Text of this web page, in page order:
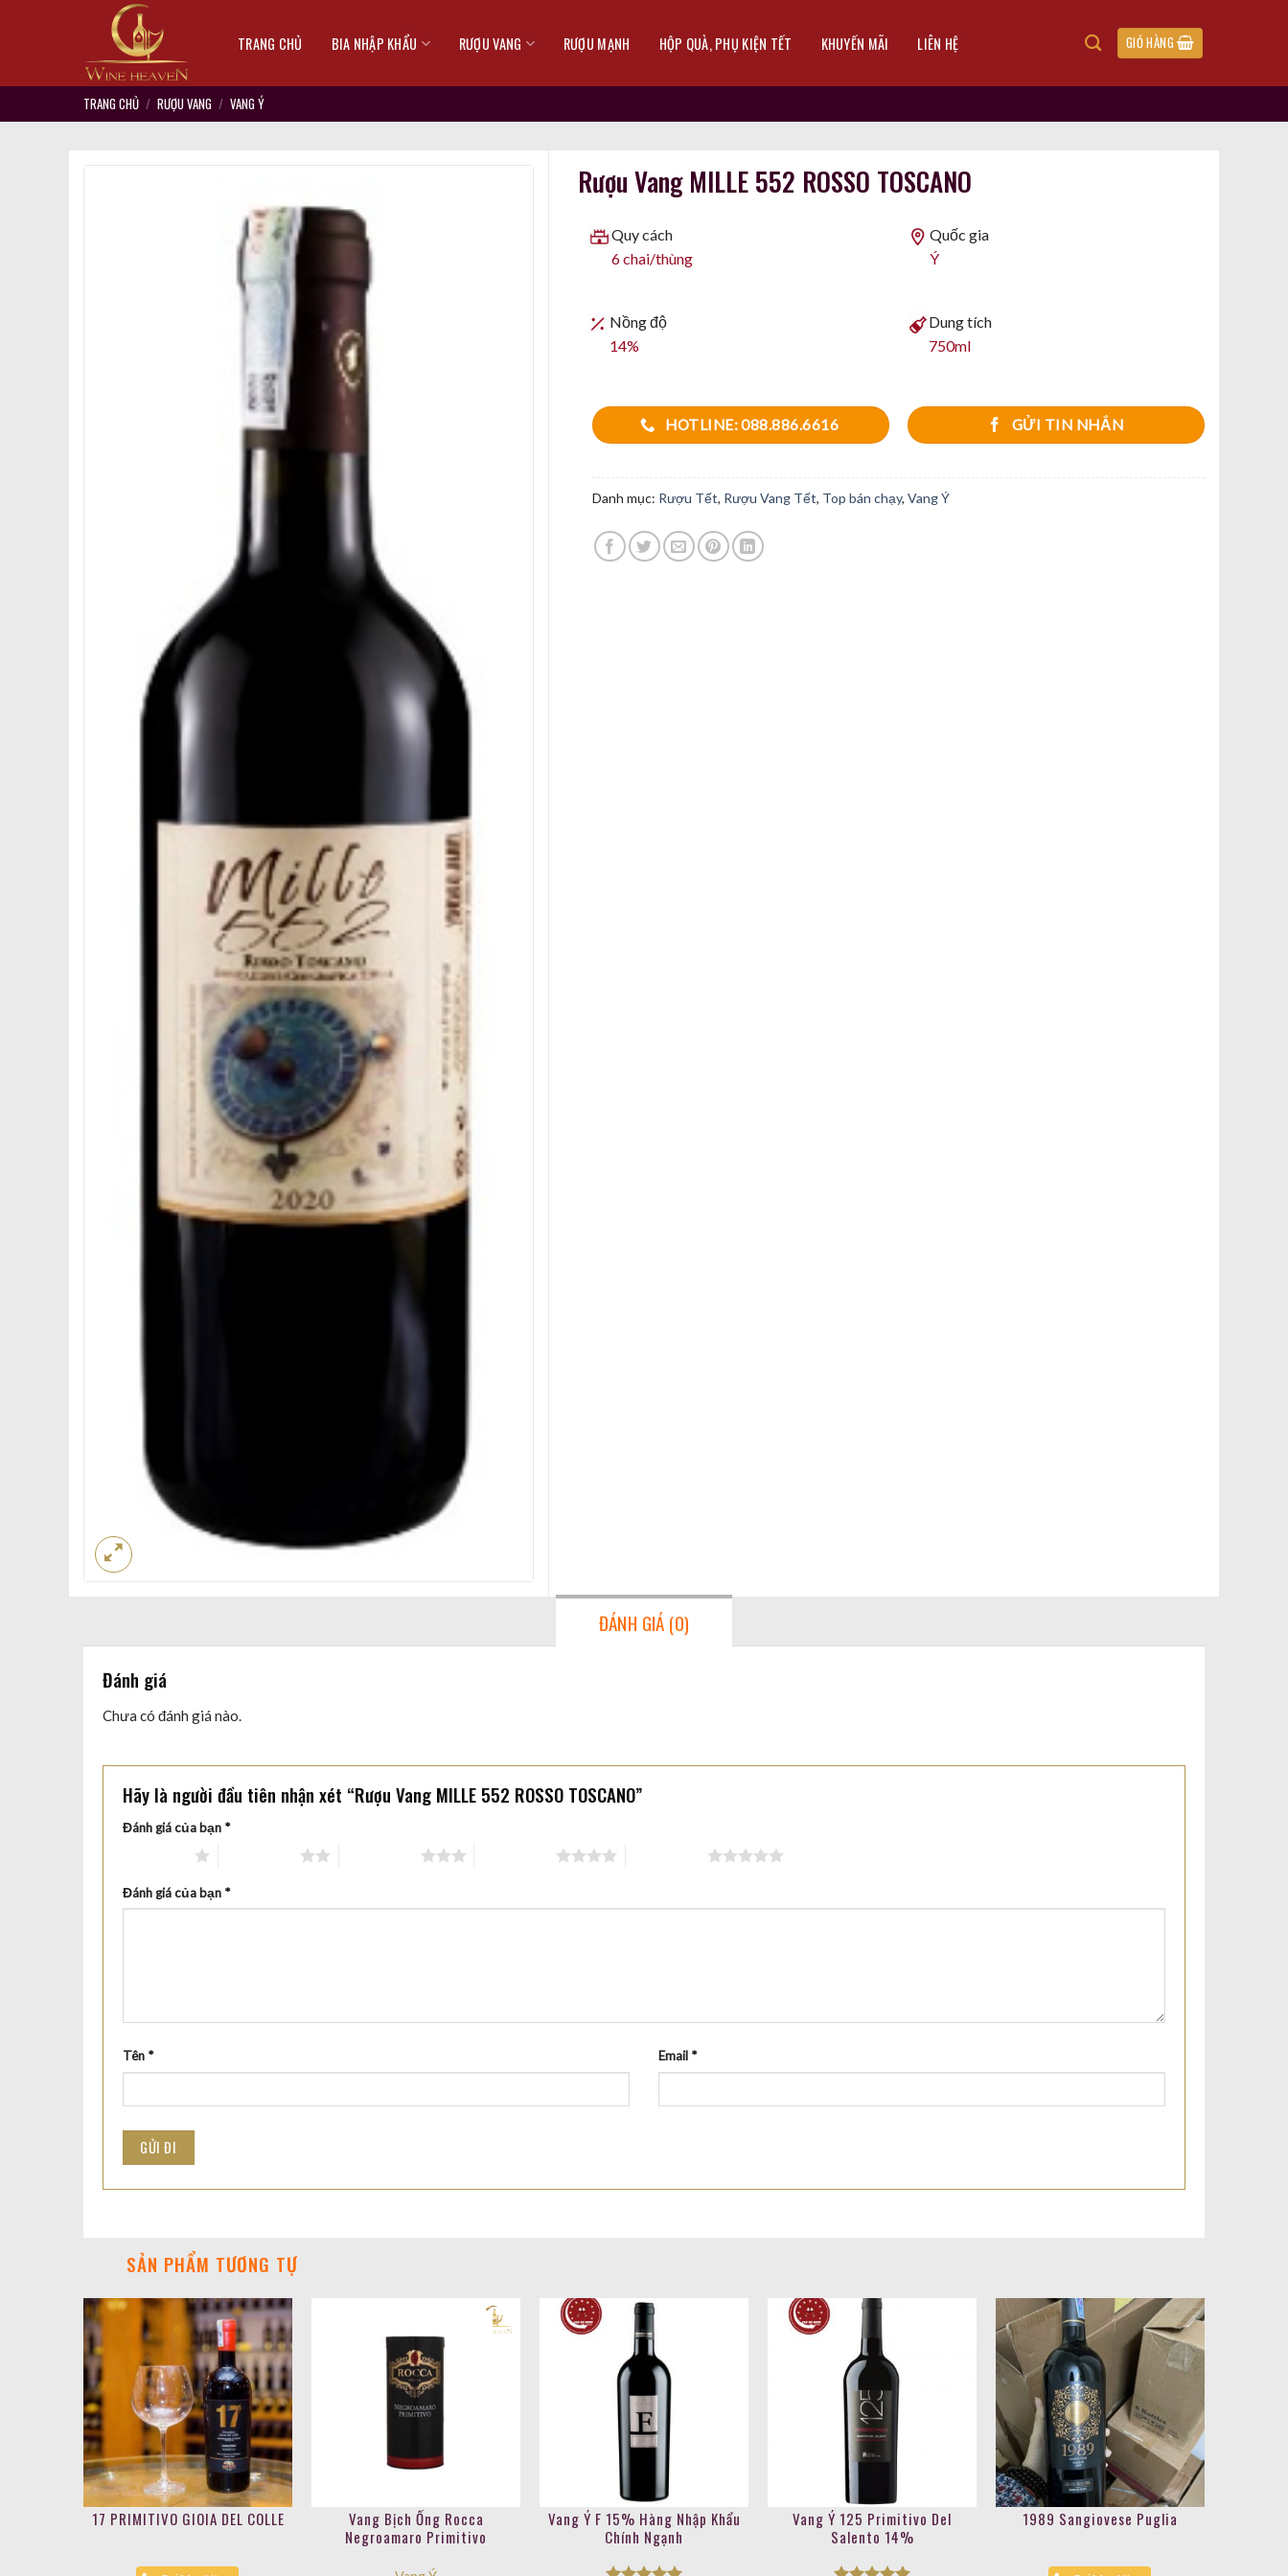
TRANG CHỦ BIA NHẬP KHẨU RƯỢU VANG RƯỢU MẠNH HỘP QUÀ, PHỤ KIỆN TẾT KHUYẾN MÃI LIÊN HỆ GIỎ HÀNG
TRANG CHỦ / RƯỢU VANG / VANG Ý
Rượu Vang MILLE 552 ROSSO TOSCANO
Quy cách
6 chai/thùng
Quốc gia
Ý
Nồng độ
14%
Dung tích
750ml
HOTLINE: 088.886.6616 GỬI TIN NHẮN
Danh mục: Rượu Tết, Rượu Vang Tết, Top bán chạy, Vang Ý
ĐÁNH GIÁ (0)
Đánh giá
Chưa có đánh giá nào.
Hãy là người đầu tiên nhận xét “Rượu Vang MILLE 552 ROSSO TOSCANO”
Đánh giá của bạn *
Đánh giá của bạn *
Tên * Email *
SẢN PHẨM TƯƠNG TỰ
17 PRIMITIVO GIOIA DEL COLLE
Vang Bịch Ống Rocca
Negroamaro Primitivo
Vang Ý F 15% Hàng Nhập Khẩu
Chính Ngạnh
Vang Ý 125 Primitivo Del
Salento 14%
1989 Sangiovese Puglia